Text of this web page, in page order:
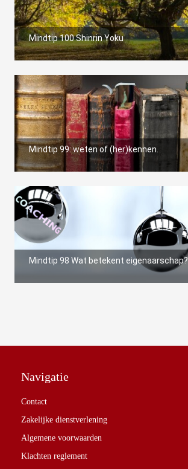
Mindtip 100 Shinrin Yoku
Mindtip 99: weten of (her)kennen.
Mindtip 98 Wat betekent eigenaarschap?
Navigatie
Contact
Zakelijke dienstverlening
Algemene voorwaarden
Klachten reglement